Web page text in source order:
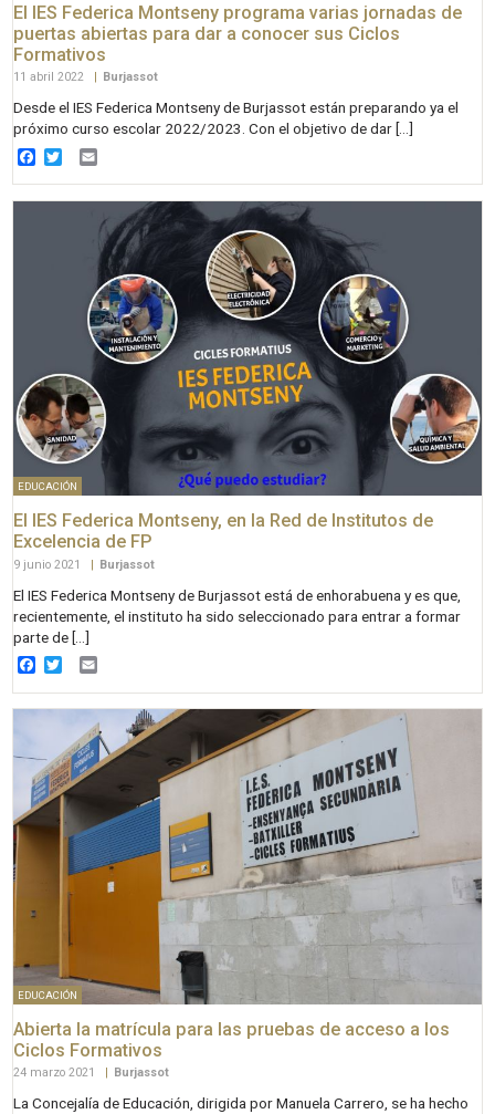
El IES Federica Montseny programa varias jornadas de
puertas abiertas para dar a conocer sus Ciclos
Formativos
11 abril 2022 | Burjassot
Desde el IES Federica Montseny de Burjassot están preparando ya el
próximo curso escolar 2022/2023. Con el objetivo de dar […]
Facebook
Twitter
EDUCACIÓN
El IES Federica Montseny, en la Red de Institutos de
Excelencia de FP
9 junio 2021 | Burjassot
El IES Federica Montseny de Burjassot está de enhorabuena y es que,
recientemente, el instituto ha sido seleccionado para entrar a formar
parte de […]
Facebook
Twitter
EDUCACIÓN
Abierta la matrícula para las pruebas de acceso a los
Ciclos Formativos
24 marzo 2021 Burjassot
La Concejalía de Educación, dirigida por Manuela Carrero, se ha hecho